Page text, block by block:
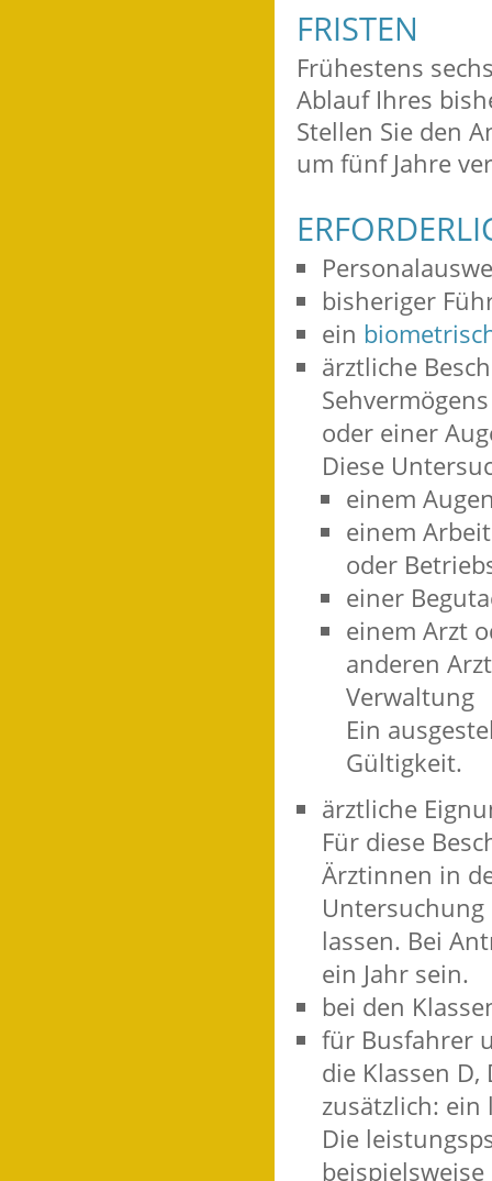
FRISTEN
Frühestens
Ablauf Ihres
Stellen Sie den
um fünf Jahre
bisheriger
ein
ärztliche
oder einer
Diese
einem
einem
oder
einer
einem Arzt
anderen
Verwaltung
Ein
Gültigkeit.
ärztliche
Für diese
Ärztinnen in
lassen. Bei
ein Jahr sein.
bei den
für Busfahrer
die Klassen D,
zusätzlich: ein
Die